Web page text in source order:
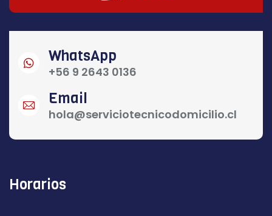
WhatsApp
+56 9 2643 0136
Email
hola@serviciotecnicodomicilio.cl
Horarios